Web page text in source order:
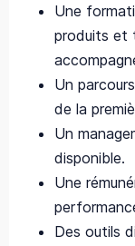
Une
produits et
Un
de la
Un
disponible.
Une
Des outils